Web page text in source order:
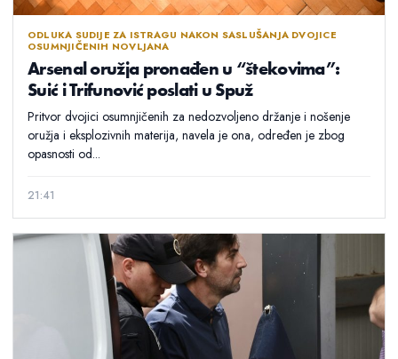
ODLUKA SUDIJE ZA ISTRAGU NAKON SASLUŠANJA DVOJICE
OSUMNJIČENIH NOVLJANA
Arsenal oružja pronađen u “štekovima”:
Suić i Trifunović poslati u Spuž
Pritvor dvojici osumnjičenih za nedozvoljeno držanje i nošenje
oružja i eksplozivnih materija, navela je ona, određen je zbog
opasnosti od...
21:41